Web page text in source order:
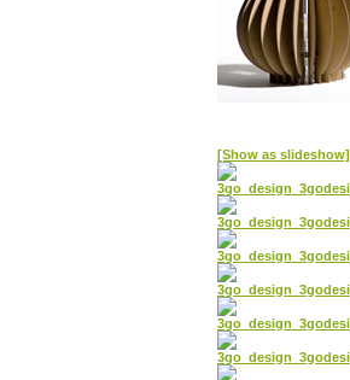
[Show as slideshow]